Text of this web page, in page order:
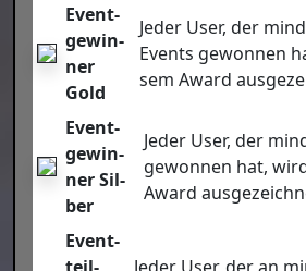
Event­
ge­win­
ner
Gold
Jeder User, der
Events gewon­nen
sem Award
Event­
ge­win­
ner Sil­
ber
Jeder User, der
gewon­nen hat,
Award
Event­